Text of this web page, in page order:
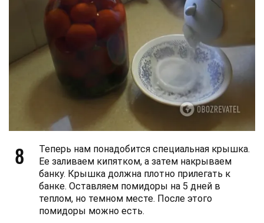
8
Теперь нам понадобится специальная крышка.
Ее заливаем кипятком, а затем накрываем
банку. Крышка должна плотно прилегать к
банке. Оставляем помидоры на 5 дней в
теплом, но темном месте. После этого
помидоры можно есть.